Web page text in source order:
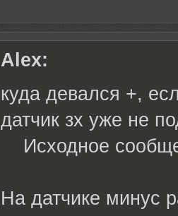
Alex:
куда девался +,
датчик зх уже не
Исходное
На датчике минус